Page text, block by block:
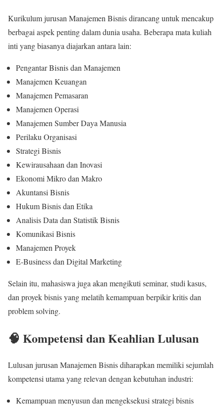
Kurikulum jurusan Manajemen Bisnis dirancang untuk mencakup
berbagai aspek penting dalam dunia usaha. Beberapa mata kuliah
inti yang biasanya diajarkan antara lain:
Pengantar Bisnis dan Manajemen
Manajemen Keuangan
Manajemen Pemasaran
Manajemen Operasi
Manajemen Sumber Daya Manusia
Perilaku Organisasi
Strategi Bisnis
Kewirausahaan dan Inovasi
Ekonomi Mikro dan Makro
Akuntansi Bisnis
Hukum Bisnis dan Etika
Analisis Data dan Statistik Bisnis
Komunikasi Bisnis
Manajemen Proyek
E-Business dan Digital Marketing
Selain itu, mahasiswa juga akan mengikuti seminar, studi kasus,
dan proyek bisnis yang melatih kemampuan berpikir kritis dan
problem solving.
🧠 Kompetensi dan Keahlian Lulusan
Lulusan jurusan Manajemen Bisnis diharapkan memiliki sejumlah
kompetensi utama yang relevan dengan kebutuhan industri:
Kemampuan menyusun dan mengeksekusi strategi bisnis